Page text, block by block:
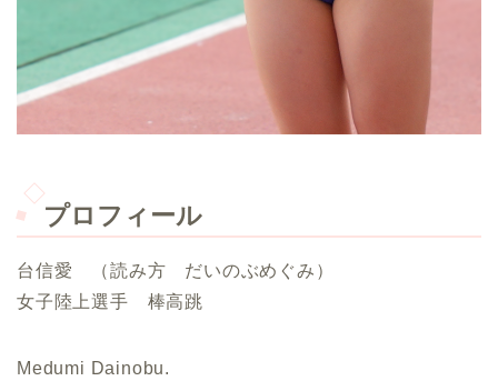
プロフィール
台信愛 （読み方 だいのぶめぐみ）
女子陸上選手 棒高跳
Medumi Dainobu.